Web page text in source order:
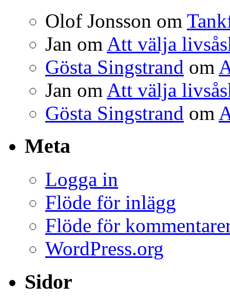
Olof Jonsson om
Jan om Att välja
Gösta Singstrand om
Jan om Att välja
Gösta Singstrand om
Meta
Logga in
Flöde för inlägg
Flöde för
WordPress.org
Sidor